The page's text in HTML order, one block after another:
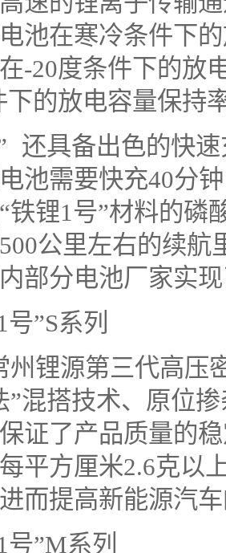
池在寒冷条件下
-20度条件下的放
下的放电容量保持
还具备出色的快
池需要快充40分
铁锂1号”材料的磷
公里左右的续
部分电池厂家实
”S系列
州锂源第三代高压
”混搭技术、原位
证了产品质量的
平方厘米2.6克以
而提高新能源汽
号”M系列